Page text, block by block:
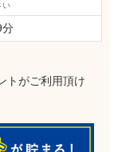
い
分
トがご利用頂け